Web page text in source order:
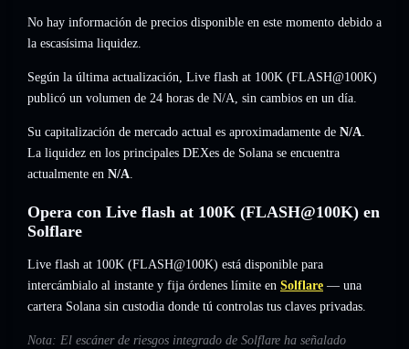
No hay información de precios disponible en este momento debido a
la escasísima liquidez.
Según la última actualización, Live flash at 100K (FLASH@100K)
publicó un volumen de 24 horas de N/A, sin cambios en un día.
Su capitalización de mercado actual es aproximadamente de N/A.
La liquidez en los principales DEXes de Solana se encuentra
actualmente en N/A.
Opera con Live flash at 100K (FLASH@100K) en
Solflare
Live flash at 100K (FLASH@100K) está disponible para
intercámbialo al instante y fija órdenes límite en Solflare — una
cartera Solana sin custodia donde tú controlas tus claves privadas.
Nota: El escáner de riesgos integrado de Solflare ha señalado